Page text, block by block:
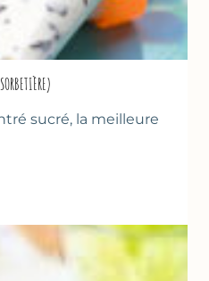
sucré, la meilleure